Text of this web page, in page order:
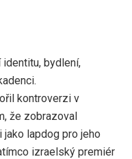
bydlení,
kontroverzi v
že zobrazoval
lapdog pro jeho
izraelský premiér